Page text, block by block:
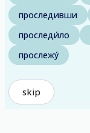
проследивши
проследи́ло
прослежу́
skip